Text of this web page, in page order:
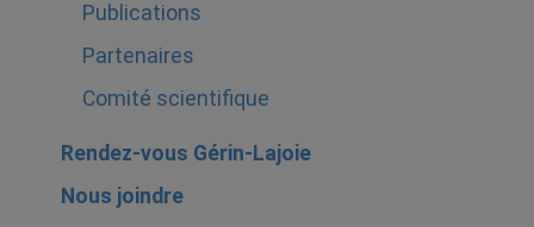
Publications
Partenaires
Comité scientifique
Rendez-vous Gérin-Lajoie
Nous joindre